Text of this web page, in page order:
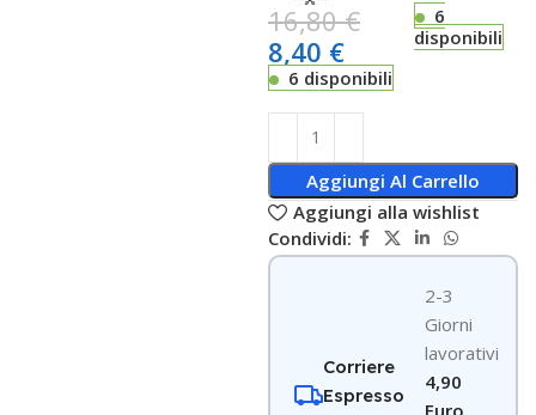
16,80€
8,40 €
6
disponibili
6 disponibili
Aggiungi Al Carrello
Aggiungi alla wishlist
Condividi:
Corriere
Espresso
2-3
Giorni
lavorativi
4,90
Euro